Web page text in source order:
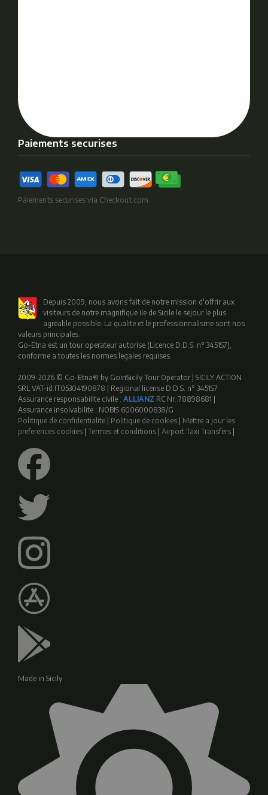
Paiements securises
Paiements securises via Checkout.com
Depuis 2009, nous avons fait de notre mission d'offrir aux
visiteurs de notre magnifique ile de Sicile le sejour le plus
agreable possible. La qualite et le professionnalisme sont nos
valeurs principales.
Go-Etna est un tour operateur autorise (Licence D.D.S. n° 3451S7),
conforme a toutes les normes legales requises.
2009-2026 © Go-Etna® by GoinSicily Tour Operator | SICILY ACTION
SRL VAT-id:IT05304190878 | Regional license D.D.S. n° 3451S7
Assurance responsabilite civile : ALLIANZ RC Nr.:78898681 |
Assurance insolvabilite : NOBIS 6006000838/G
Politique de confidentialite
Politique de cookies
Mettre a jour les
preferences cookies Termes et conditions Airport Taxi Transfers
Made in Sicily